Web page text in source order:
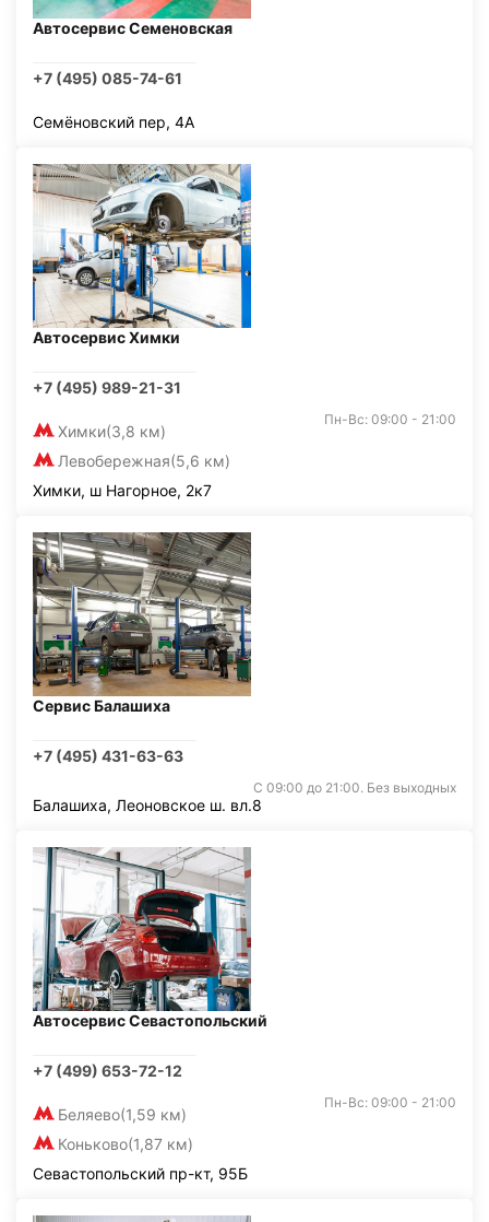
Автосервис Семеновская
+7 (495) 085-74-61
Семёновский пер, 4А
Автосервис Химки
+7 (495) 989-21-31
Химки(3,8 км)
Левобережная(5,6 км)
Пн-Вс: 09:00 - 21:00
Химки, ш Нагорное, 2к7
Сервис Балашиха
+7 (495) 431-63-63
С 09:00 до 21:00. Без выходных
Балашиха, Леоновское ш. вл.8
Автосервис Севастопольский
+7 (499) 653-72-12
Беляево(1,59 км)
Коньково(1,87 км)
Пн-Вс: 09:00 - 21:00
Севастопольский пр-кт, 95Б